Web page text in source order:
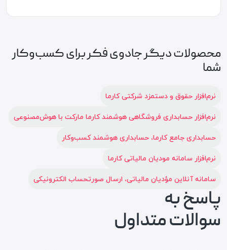
محصولات دیگر جادوی فکر برای کسب‌وکار
شما
نرم‌افزار حقوق و دستمزد شرکتی کارما
نرم‌افزار حسابداری فروشگاهی هوشمند کارما مارکت با هوش‌مصنوعی
حسابداری جامع کارما، حسابداری هوشمند کسب‌وکار
نرم‌افزار سامانه مودیان مالیاتی کارما
سامانه آنلاین مؤدیان مالیاتی، ارسال صورتحساب الکترونیکی
پاسخ به
سوالات متداول